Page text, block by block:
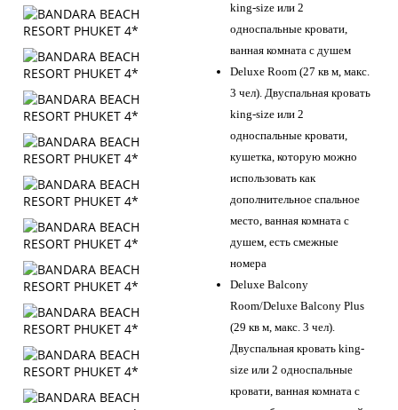
king-size или 2
односпальные кровати,
ванная комната с душем
Deluxe Room (27 кв м, макс.
3 чел). Двуспальная кровать
king-size или 2
односпальные кровати,
кушетка, которую можно
использовать как
дополнительное спальное
место, ванная комната с
душем, есть смежные
номера
Deluxe Balcony
Room/Deluxe Balcony Plus
(29 кв м, макс. 3 чел).
Двуспальная кровать king-
size или 2 односпальные
кровати, ванная комната с